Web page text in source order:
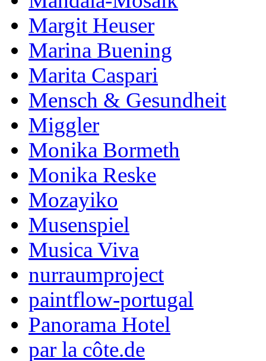
Margit Heuser
Marina Buening
Marita Caspari
Mensch & Gesundheit
Miggler
Monika Bormeth
Monika Reske
Mozayiko
Musenspiel
Musica Viva
nurraumproject
paintflow-portugal
Panorama Hotel
par la côte.de